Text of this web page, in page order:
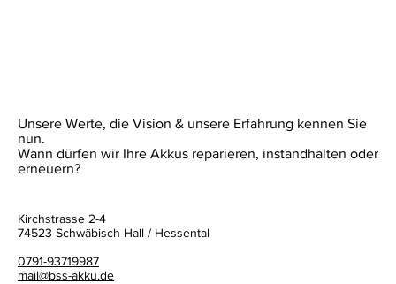
Unsere Werte, die Vision & unsere Erfahrung kennen Sie
nun.
Wann dürfen wir Ihre Akkus reparieren, instandhalten oder
erneuern?
Kirchstrasse 2-4
74523 Schwäbisch Hall / Hessental
0791-93719987
mail@bss-akku.de